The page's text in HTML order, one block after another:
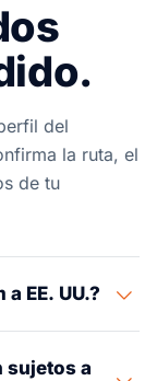
del
la ruta, el
de tu
EE. UU.?
a Los Ángeles
sujetos a